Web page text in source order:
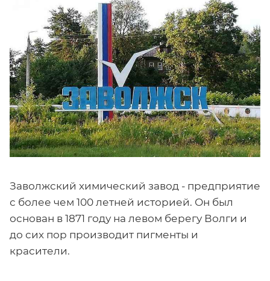
Заволжский химический завод - предприятие
с более чем 100 летней историей. Он был
основан в 1871 году на левом берегу Волги и
до сих пор производит пигменты и
красители.